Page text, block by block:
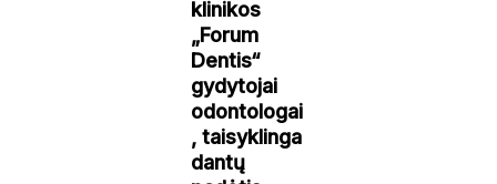
klinikos
„Forum
Dentis“
gydytojai
odontologai
, taisyklinga
dantų